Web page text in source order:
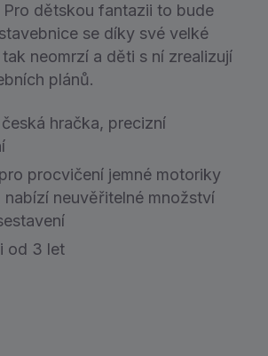
Pro dětskou fantazii to bude
se díky své velké
neomrzí a děti s ní zrealizují
plánů.
hračka, precizní
procvičení jemné motoriky
nabízí neuvěřitelné množství
od 3 let